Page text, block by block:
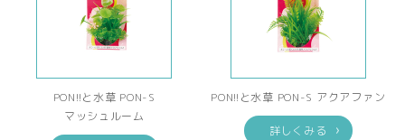
PON!!と水草 PON-S
マッシュルーム
PON!!と水草 PON-S アクアファン
詳しくみる